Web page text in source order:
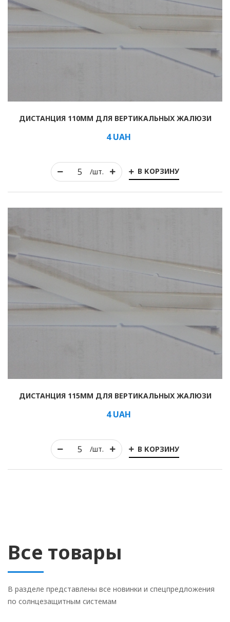
/шт. В КОРЗИНУ
ДИСТАНЦИЯ 110ММ ДЛЯ ВЕРТИКАЛЬНЫХ ЖАЛЮЗИ
4UAH
/шт. В КОРЗИНУ
ДИСТАНЦИЯ 115ММ ДЛЯ ВЕРТИКАЛЬНЫХ ЖАЛЮЗИ
4UAH
Все товары
В разделе представлены все новинки и спецпредложения
по солнцезащитным системам